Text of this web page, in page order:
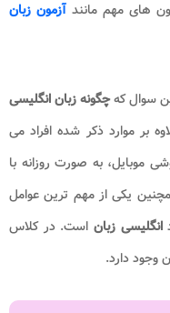
های مهم مانند آزمون زبان
سوال کهچگونه زبان انگلیسی
بر موارد ذکر شده افراد می
موبایل، به صورت روزانه با
یکی از مهم ترین عوامل
انگلیسی زبان است. در کلاس
وجود دارد.